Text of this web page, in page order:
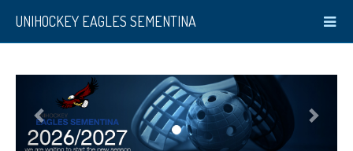
UNIHOCKEY EAGLES SEMENTINA